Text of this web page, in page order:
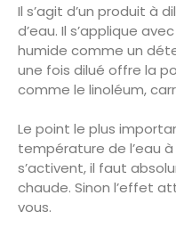
Il s’agit d’un produit à
d’eau. Il s’applique
humide comme un
une fois dilué offre la
comme le linoléum,
Le point le plus
température de l’eau
s’activent, il faut
chaude. Sinon l’effet
vous.